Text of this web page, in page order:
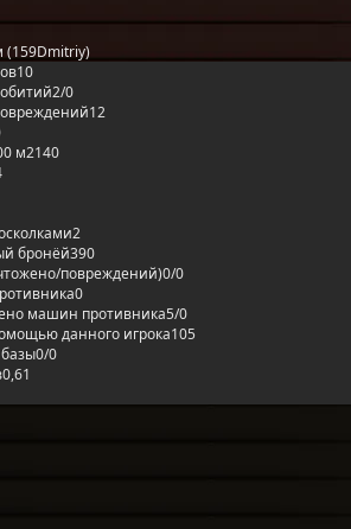
(159Dmitriy)
10
2/0
12
м2140
2
бронёй390
повреждений)0/0
0
машин противника5/0
данного игрока105
0/0
0,61